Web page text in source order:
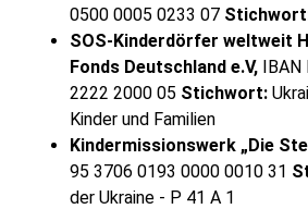
0500 0005 0233 07
SOS-Kinderdörfer weltweit
Fonds Deutschland e.V, IBAN
2222 2000 05 Stichwort:
Kinder und Familien
Kindermissionswerk „Die
95 3706 0193 0000 0010 31
der Ukraine - P 41 A 1